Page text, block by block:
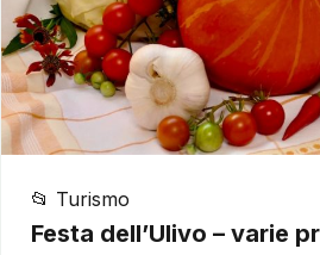
📂 Turismo
Festa dell’Ulivo – varie